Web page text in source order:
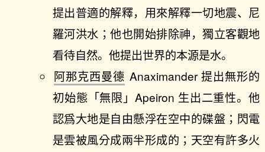
提出普適的解釋，用來解釋一切地震、尼
羅河洪水；他也開始排除神，獨立客觀地
看待自然。他提出世界的本源是水。
阿那克西曼德 Anaximander 提出無形的
初始態「無限」Apeiron 生出二重性。他
認爲大地是自由懸浮在空中的碟盤；閃電
是雲被風分成兩半形成的；天空有許多火